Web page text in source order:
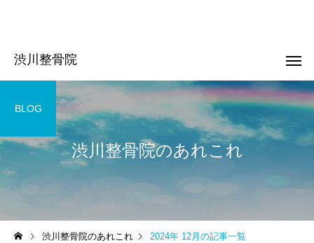
渋川整骨院
渋川整骨院のあれこれ
BLOG
渋川整骨院のあれこれ 2024年 12月の記事一覧